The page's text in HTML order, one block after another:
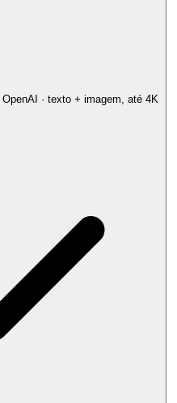
OpenAI · texto + imagem, até 4K